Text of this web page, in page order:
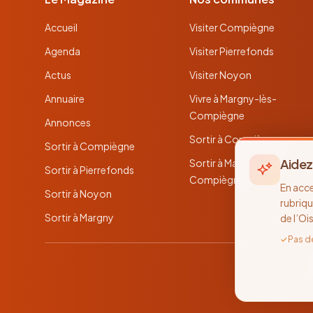
Accueil
Agenda
Actus
Annuaire
Annonces
Sortir à Compiègne
Sortir à Pierrefonds
Sortir à Noyon
Sortir à Margny
Visiter Compiègne
Visiter Pierrefonds
Visiter Noyon
Vivre à Margny-lès-
Compiègne
Sortir à Compiègne
Sortir à Margny-lès-
Compiègne
En
de
✓ Pas